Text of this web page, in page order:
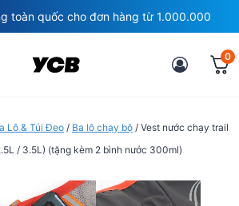
toàn quốc cho đơn hàng từ 1.000.000
0
Lô & Túi Đeo / Ba lô chạy bộ / Vest nước chạy trail
/ 3.5L) (tặng kèm 2 bình nước 300ml)